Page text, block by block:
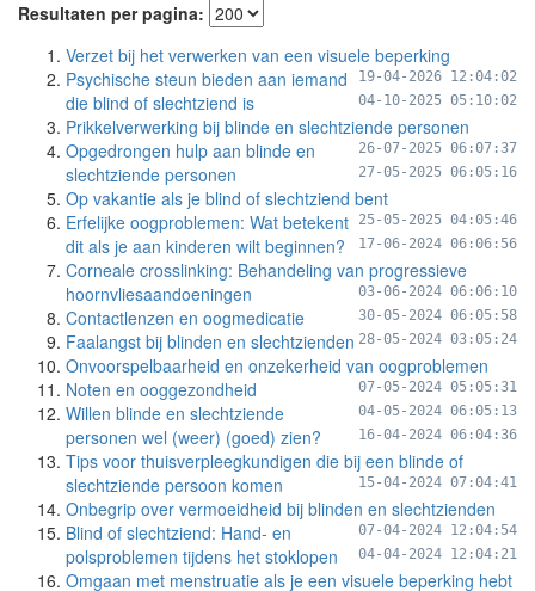
Resultaten per pagina:
Verzet bij het verwerken van een visuele beperking
19-04-2026 12:04:02
Psychische steun bieden aan iemand
die blind of slechtziend is
04-10-2025 05:10:02
Prikkelverwerking bij blinde en slechtziende personen
26-07-2025 06:07:37
Opgedrongen hulp aan blinde en
slechtziende personen
27-05-2025 06:05:16
Op vakantie als je blind of slechtziend bent
25-05-2025 04:05:46
Erfelijke oogproblemen: Wat betekent
dit als je aan kinderen wilt beginnen?
17-06-2024 06:06:56
Corneale crosslinking: Behandeling van progressieve
hoornvliesaandoeningen
03-06-2024 06:06:10
Contactlenzen en oogmedicatie 30-05-2024 06:05:58
Faalangst bij blinden en slechtzienden 28-05-2024 03:05:24
Onvoorspelbaarheid en onzekerheid van oogproblemen
07-05-2024 05:05:31
Noten en ooggezondheid
04-05-2024 06:05:13
Willen blinde en slechtziende
personen wel (weer) (goed) zien?
16-04-2024 06:04:36
Tips voor thuisverpleegkundigen die bij een blinde of
slechtziende persoon komen
15-04-2024 07:04:41
Onbegrip over vermoeidheid bij blinden en slechtzienden
07-04-2024 12:04:54
Blind of slechtziend: Hand- en
polsproblemen tijdens het stoklopen
04-04-2024 12:04:21
Omgaan met menstruatie als je een visuele beperking hebt